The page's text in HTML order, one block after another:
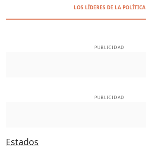
LOS LÍDERES DE LA POLÍTICA
PUBLICIDAD
PUBLICIDAD
Estados